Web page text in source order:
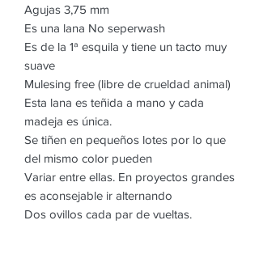
Agujas 3,75 mm
Es una lana No seperwash
Es de la 1ª esquila y tiene un tacto muy
suave
Mulesing free (libre de crueldad animal)
Esta lana es teñida a mano y cada
madeja es única.
Se tiñen en pequeños lotes por lo que
del mismo color pueden
Variar entre ellas. En proyectos grandes
es aconsejable ir alternando
Dos ovillos cada par de vueltas.